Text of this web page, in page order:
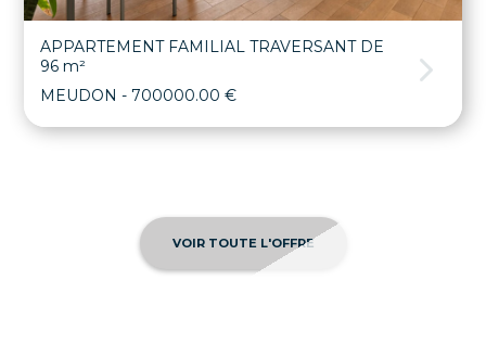
APPARTEMENT FAMILIAL TRAVERSANT DE
96 m²
MEUDON - 700000.00 €
VOIR TOUTE L'OFFRE